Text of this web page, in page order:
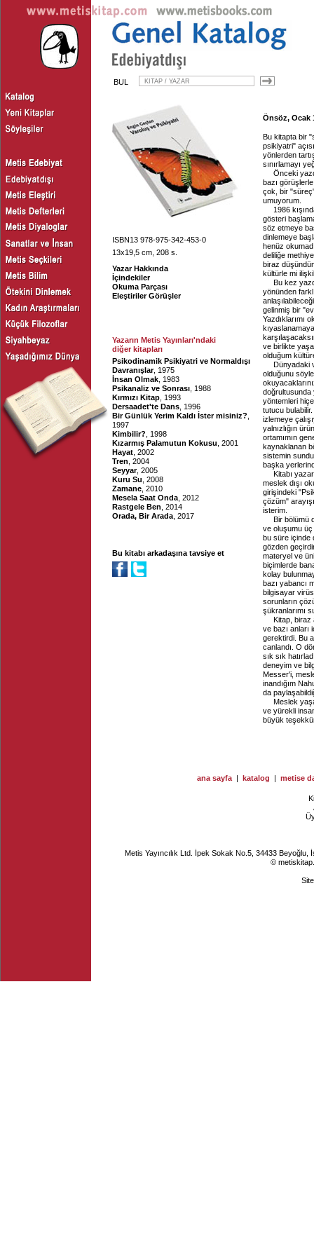
BUL
ISBN13 978-975-342-453-0
13x19,5 cm, 208 s.
Yazar Hakkında
İçindekiler
Okuma Parçası
Eleştiriler Görüşler
Yazarın Metis Yayınları'ndaki
diğer kitapları
Psikodinamik Psikiyatri ve Normaldışı
Davranışlar, 1975
İnsan Olmak , 1983
Psikanaliz ve Sonrası , 1988
Kırmızı Kitap , 1993
Dersaadet'te Dans , 1996
Bir Günlük Yerim Kaldı İster misiniz?
1997
Kimbilir? , 1998
Kızarmış Palamutun Kokusu , 2001
Hayat , 2002
Tren , 2004
Seyyar, 2005
Kuru Su , 2008
Zamane , 2010
Mesela Saat Onda , 2012
Rastgele Ben , 2014
Orada, Bir Arada , 2017
Bu kitabı arkadaşına tavsiye et
Önsöz, Ocak
Bu kitapta bir
psikiyatri"
yönlerden
sınırlamayı
Önceki
bazı
çok, bir
umuyorum.
1986
gösteri
söz etmeye
dinlemeye
henüz
deliliğe
biraz
kültürle mi
Bu kez
yönünden
gelinmiş bir
Yazdıklarımı
ve birlikte
olduğum
Dünyadaki
olduğunu
doğrultusunda
yöntemleri
tutucu
izlemeye
yalnızlığın
ortamımın
kaynaklanan
sistemin
başka
Kitabı
meslek dışı
girişindeki
çözüm"
isterim.
Bir bölümü
ve oluşumu üç
bu süre içinde
gözden
materyel ve
biçimlerde
kolay
bazı yabancı
bilgisayar
sorunların
şükranlarımı
Kitap, biraz
ve bazı anları
gerektirdi. Bu
canlandı. O
sık sık
deneyim ve
Messer'i,
inandığım
da
Meslek
ve yürekli
büyük
ana sayfa | katalog | metise
Metis Yayıncılık Ltd. İpek Sokak No.5, 34433
©